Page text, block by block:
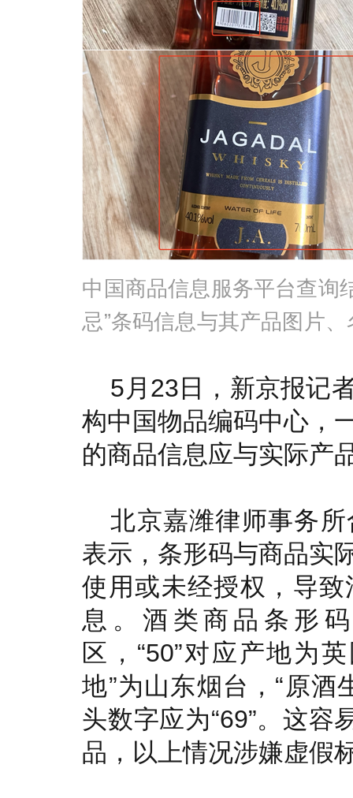
中国商品信息服务平台查询
忌”条码信息与其产品图片
5月23日，新京报记
构中国物品编码中心，
的商品信息应与实际产
北京嘉潍律师事务
表示，条形码与商品实
使用或未经授权，导
息。酒类商品条形
区，“50”对应产地为
地”为山东烟台，“原酒
头数字应为“69”。这容
品，以上情况涉嫌虚假